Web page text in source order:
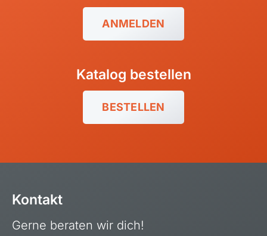
ANMELDEN
Katalog bestellen
BESTELLEN
Kontakt
Gerne beraten wir dich!
Tansania, Kilimanjaro